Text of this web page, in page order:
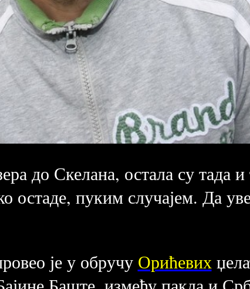
до Скелана, остала су тада
остаде, пуким случајем. Да
је у обручу Орићевих